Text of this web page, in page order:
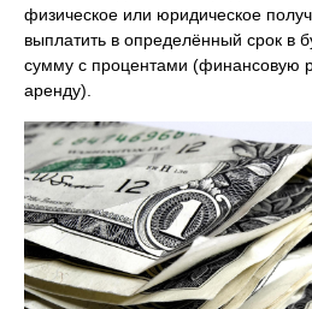
физическое или юридическое
выплатить в определённый срок в
сумму с процентами (финансовую
аренду).